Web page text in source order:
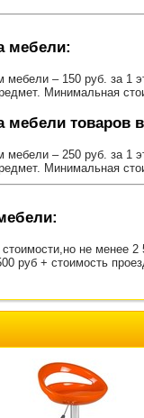
мебели:
мебели – 150 руб. за 1
Минимальная
товаров
мебели – 250 руб. за 1
Минимальная
не менее
руб + стоимость